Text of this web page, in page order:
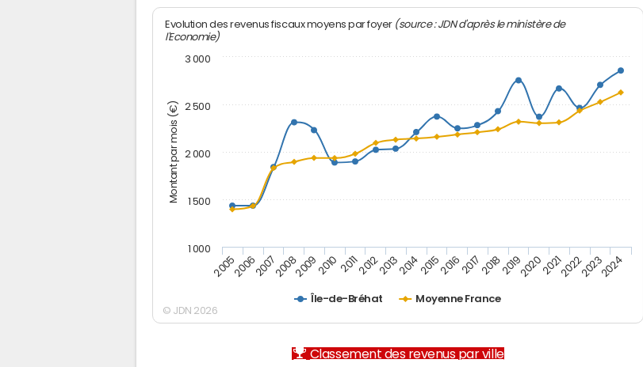
Montant par mois (€)
Evolution des revenus fiscaux moyens par foyer (source : JDN d'après le ministère de
l'Economie)
Île-de-Bréhat Moyenne France
200520062007200820092010 20112012201320142015201620172018201920202021202220232024
1 000
1 500
2 000
2 500
3 000
© JDN 2026
Classement des revenus par ville